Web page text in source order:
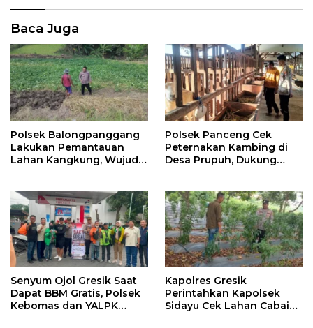
Baca Juga
Polsek Balongpanggang
Lakukan Pemantauan
Lahan Kangkung, Wujud
Polsek Panceng Cek
Peternakan Kambing di
Desa Prupuh, Dukung
Senyum Ojol Gresik Saat
Dapat BBM Gratis, Polsek
Kebomas dan YALPK
Kapolres Gresik
Perintahkan Kapolsek
Sidayu Cek Lahan Cabai